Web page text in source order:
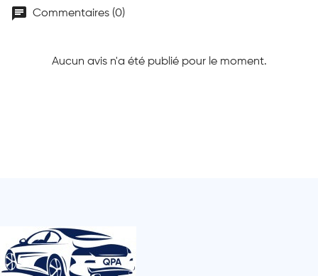
chat Commentaires (0)
Aucun avis n'a été publié pour le moment.